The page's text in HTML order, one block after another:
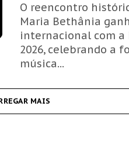
O reencontro
Maria Bethânia
internacional com a
2026, celebrando a
música...
MAIS